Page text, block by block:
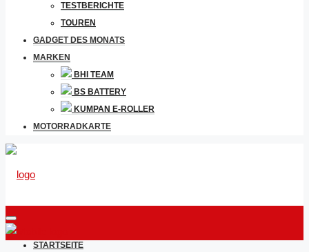
TESTBERICHTE
TOUREN
GADGET DES MONATS
MARKEN
BHI TEAM
BS BATTERY
KUMPAN E-ROLLER
MOTORRADKARTE
STARTSEITE